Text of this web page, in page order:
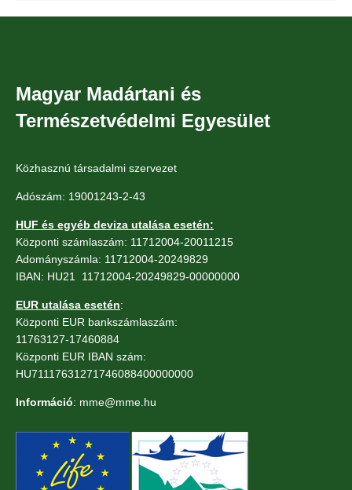
Magyar Madártani és
Természetvédelmi Egyesület
Közhasznú társadalmi szervezet
Adószám: 19001243-2-43
HUF és egyéb deviza utalása esetén:
Központi számlaszám: 11712004-20011215
Adományszámla: 11712004-20249829
IBAN: HU21 11712004-20249829-00000000
EUR utalása esetén:
Központi EUR bankszámlaszám:
11763127-17460884
Központi EUR IBAN szám:
HU71117631271746088400000000
Információ: mme@mme.hu